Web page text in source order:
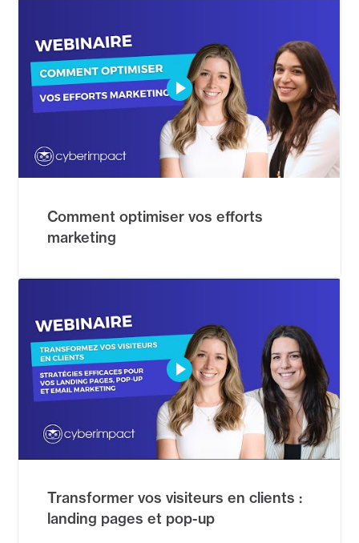
Comment optimiser vos efforts
marketing
Transformer vos visiteurs en clients :
landing pages et pop-up